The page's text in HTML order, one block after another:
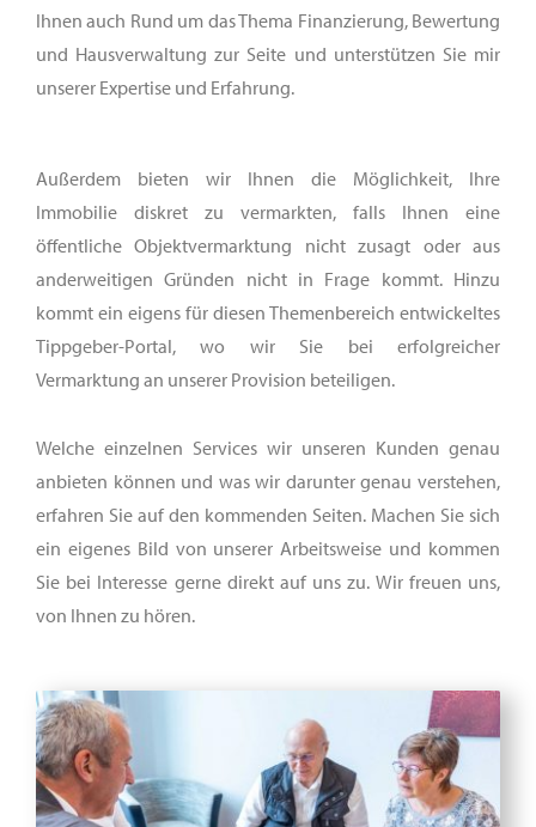
Ihnen auch Rund um das Thema Finanzierung, Bewertung
und Hausverwaltung zur Seite und unterstützen Sie mir
unserer Expertise und Erfahrung.
Außerdem bieten wir Ihnen die Möglichkeit, Ihre
Immobilie diskret zu vermarkten, falls Ihnen eine
öffentliche Objektvermarktung nicht zusagt oder aus
anderweitigen Gründen nicht in Frage kommt. Hinzu
kommt ein eigens für diesen Themenbereich entwickeltes
Tippgeber-Portal, wo wir Sie bei erfolgreicher
Vermarktung an unserer Provision beteiligen.
Welche einzelnen Services wir unseren Kunden genau
anbieten können und was wir darunter genau verstehen,
erfahren Sie auf den kommenden Seiten. Machen Sie sich
ein eigenes Bild von unserer Arbeitsweise und kommen
Sie bei Interesse gerne direkt auf uns zu. Wir freuen uns,
von Ihnen zu hören.